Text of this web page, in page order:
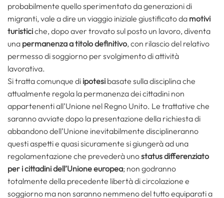
probabilmente quello sperimentato da generazioni di
migranti, vale a dire un viaggio iniziale giustificato da motivi
turisticiche, dopo aver trovato sul posto un lavoro, diventa
una permanenza a titolo definitivo, con rilascio del relativo
permesso di soggiorno per svolgimento di attività
lavorativa.
Si tratta comunque di ipotesi basate sulla disciplina che
attualmente regola la permanenza dei cittadini non
appartenenti all’Unione nel Regno Unito. Le trattative che
saranno avviate dopo la presentazione della richiesta di
abbandono dell’Unione inevitabilmente disciplineranno
questi aspetti e quasi sicuramente si giungerà ad una
regolamentazione che prevederà unostatus differenziato
per i cittadini dell’Unione europea; non godranno
totalmente della precedente libertà di circolazione e
soggiorno ma non saranno nemmeno del tutto equiparati a